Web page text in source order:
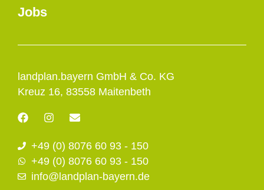
landplan.bayern GmbH & Co. KG
Kreuz 16, 83558 Maitenbeth
F
a
e
b
o
o
I
n
t
a
g
r
E
e
l
o
p
+49 (0) 8076 60 93 - 150
+49 (0) 8076 60 93 - 150
info@landplan-bayern.de
Jobs